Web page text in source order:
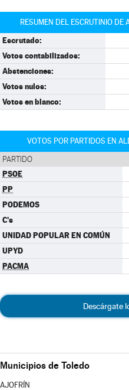
RESUMEN DEL ESCRUTINIO DE
Escrutado:
Votos contabilizados:
Abstenciones:
Votos nulos:
Votos en blanco:
VOTOS POR PARTIDOS EN
PARTIDO
PSOE
PP
PODEMOS
C's
UNIDAD POPULAR EN COMÚN
UPYD
PACMA
Descárgate
Municipios de Toledo
AJOFRÍN